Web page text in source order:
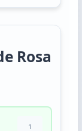
Rosa
1